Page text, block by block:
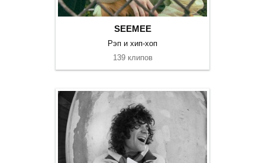
SEEMEE
Рэп и хип-хоп
139 клипов